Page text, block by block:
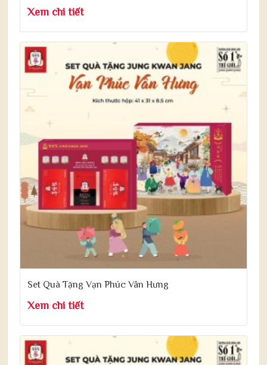
Xem chi tiết
Set Quà Tặng Vạn Phúc Vân Hưng
Xem chi tiết